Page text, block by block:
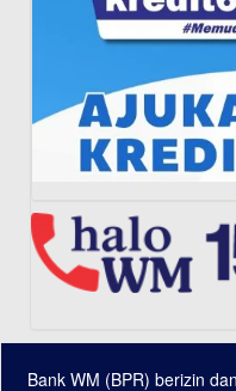
Bank WM (BPR) berizin